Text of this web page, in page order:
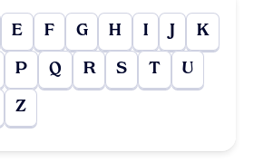
E F G H I J K
P Q R S T U
Z